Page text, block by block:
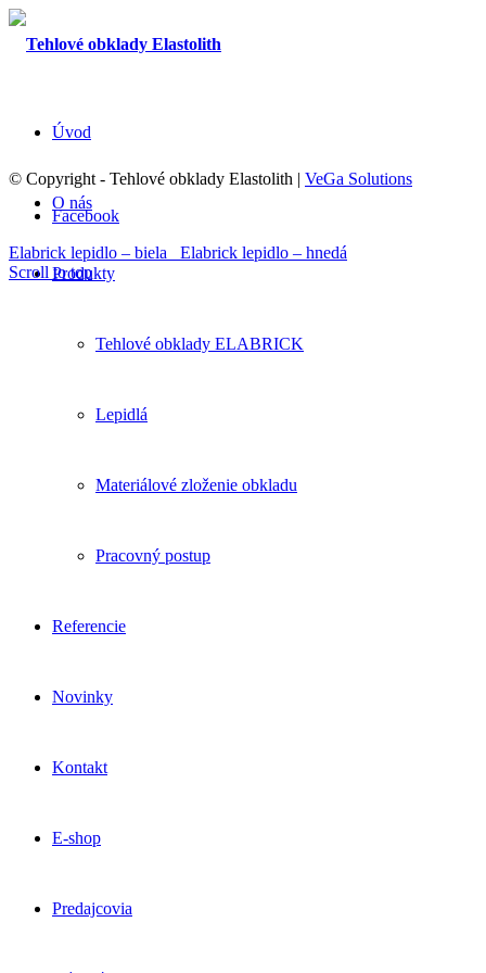
Úvod
O nás
Produkty
Tehlové obklady ELABRICK
Lepidlá
Materiálové zloženie obkladu
Pracovný postup
Referencie
Novinky
Kontakt
E-shop
Predajcovia
© Copyright - Tehlové obklady Elastolith | VeGa Solutions
Facebook
Elabrick lepidlo – biela
Elabrick lepidlo – hnedá
Scroll to top